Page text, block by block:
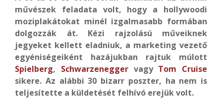
művészek feladata volt, hogy a hollywoodi
moziplakátokat minél izgalmasabb formában
dolgozzák át. Kézi rajzolású műveiknek
jegyeket kellett eladniuk, a marketing vezető
egyéniségeiként hazájukban rajtuk múlott
Spielberg, Schwarzeneggervagy Tom Cruise
sikere. Az alábbi 30 bizarr poszter, ha nem is
teljesítette a küldetését felhívó erejük volt.